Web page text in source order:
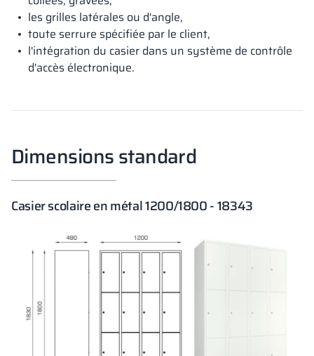
les grilles latérales ou d'angle,
toute serrure spécifiée par le client,
l'intégration du casier dans un système de contrôle
d'accès électronique.
Dimensions standard
Casier scolaire en métal 1200/1800 - 18343